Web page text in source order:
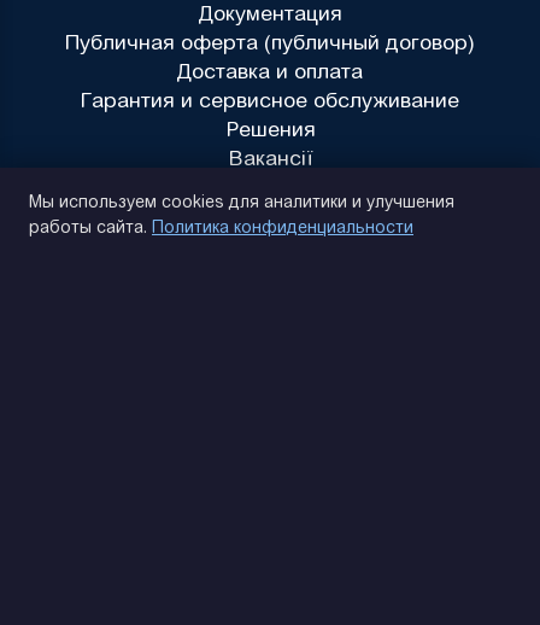
Документация
Публичная оферта (публичный договор)
Доставка и оплата
Гарантия и сервисное обслуживание
Решения
Вакансії
Мы используем cookies для аналитики и улучшения
работы сайта. Политика конфиденциальности